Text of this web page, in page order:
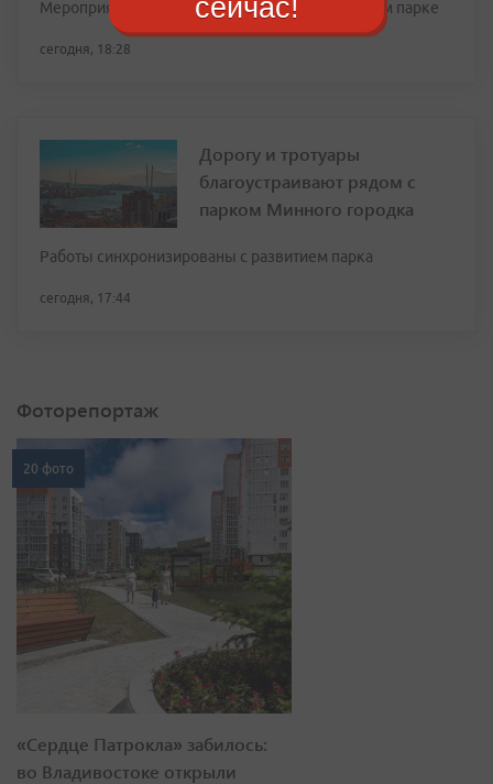
Мероприятие состоится 8 и 9 августа в Нагорном парке
сегодня, 18:28
Дорогу и тротуары
благоустраивают рядом с
парком Минного городка
Работы синхронизированы с развитием парка
сегодня, 17:44
Фоторепортаж
20 фото
«Сердце Патрокла» забилось:
во Владивостоке открыли
сейчас!